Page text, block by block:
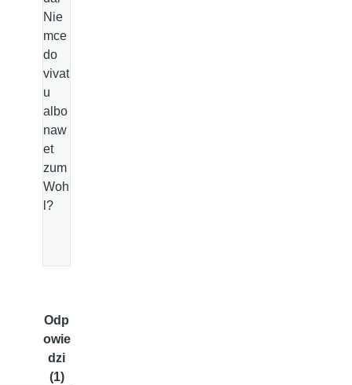
Nie
mce
do
vivat
u
albo
naw
et
zum
Woh
l?
Odp
owie
dzi
(1)